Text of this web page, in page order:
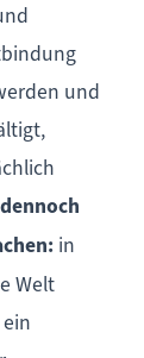
und
in
Welt